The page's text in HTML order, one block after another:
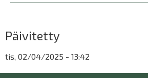
Päivitetty
tis, 02/04/2025 - 13:42